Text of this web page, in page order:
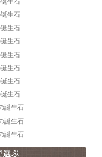
生石
生石
生石
生石
生石
生石
生石
誕生石
誕生石
誕生石